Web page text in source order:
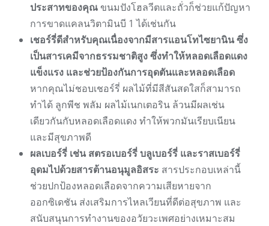
ประสาทของคุณขนมปังโฮลวีตและถั่วก็ช่วยแก้ปัญหา
การขาดแคลนวิตามินบี 1 ได้เช่นกัน
เชอร์รี่ดีสำหรับคุณเนื่องจากมีสารแอนโทไซยานิน ซึ่ง
เป็นสารเคมีจากธรรมชาติสูง ซึ่งทำให้หลอดเลือดแดง
แข็งแรง และช่วยป้องกันการอุดตันและหลอดเลือด
หากคุณไม่ชอบเชอร์รี่ ผลไม้ที่มีสีสันสดใสก็สามารถ
ทำได้ ลูกพีช พลัม ผลไม้เนกเตอริน ล้วนมีผลเช่น
เดียวกันกับหลอดเลือดแดง ทำให้พวกมันเรียบเนียน
และมีสุขภาพดี
ผลเบอร์รี่ เช่น สตรอเบอร์รี่ บลูเบอร์รี่ และราสเบอร์รี่
อุดมไปด้วยสารต้านอนุมูลอิสระ สารประกอบเหล่านี้
ช่วยปกป้องหลอดเลือดจากความเสียหายจาก
ออกซิเดชัน ส่งเสริมการไหลเวียนที่ดีต่อสุขภาพ และ
สนับสนุนการทำงานของอวัยวะเพศอย่างเหมาะสม